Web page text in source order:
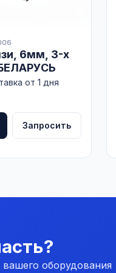
6мм, 3-х
от 1 дня
Запросить
оборудования